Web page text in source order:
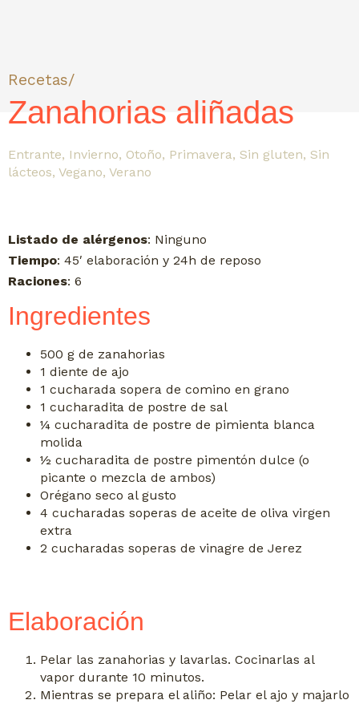
Recetas/
Zanahorias aliñadas
Entrante, Invierno, Otoño, Primavera, Sin gluten, Sin
lácteos, Vegano, Verano
Listado de alérgenos: Ninguno
Tiempo: 45′ elaboración y 24h de reposo
Raciones: 6
Ingredientes
500 g de zanahorias
1 diente de ajo
1 cucharada sopera de comino en grano
1 cucharadita de postre de sal
¼ cucharadita de postre de pimienta blanca
molida
½ cucharadita de postre pimentón dulce (o
picante o mezcla de ambos)
Orégano seco al gusto
4 cucharadas soperas de aceite de oliva virgen
extra
2 cucharadas soperas de vinagre de Jerez
Elaboración
Pelar las zanahorias y lavarlas. Cocinarlas al
vapor durante 10 minutos.
Mientras se prepara el aliño: Pelar el ajo y majarlo